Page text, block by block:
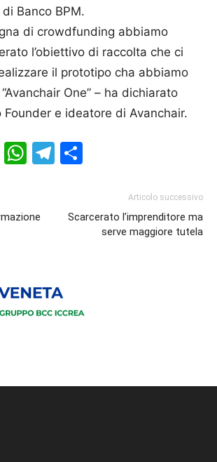
Banco BPM.
di crowdfunding abbiamo
l’obiettivo di raccolta che ci
il prototipo cha abbiamo
One” – ha dichiarato
Founder e ideatore di Avanchair.
LinkedIn
WhatsApp
Telegram
Articolo successivo
Scarcerato l’imprenditore ma
serve maggiore tutela